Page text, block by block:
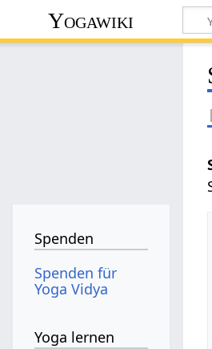
Yogawiki
Spenden
Spenden für
Yoga Vidya
Yoga lernen